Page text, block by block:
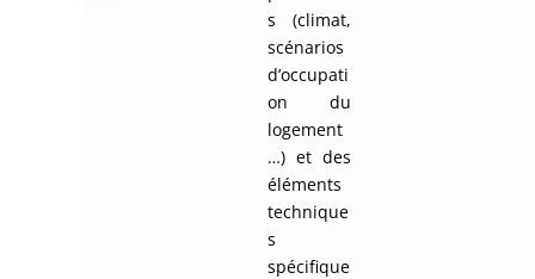
s (climat,
scénarios
d’occupati
on du
logement
…) et des
éléments
technique
s
spécifique